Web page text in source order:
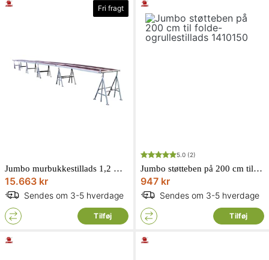
Fri fragt
Jumbo murbukkestillads 1,2 m x 15,3 m består af 6 bukke + 10 dæk 2260305
15.663 kr
Sendes om 3-5 hverdage
Tilføj
5.0 (2)
Jumbo støtteben på 200 cm til folde- ogrullestillads 1410150
947 kr
Sendes om 3-5 hverdage
Tilføj